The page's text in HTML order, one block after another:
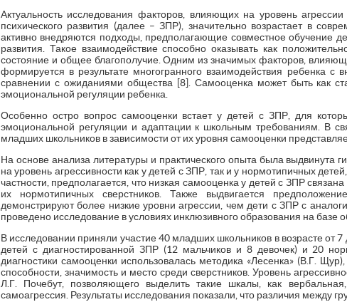
Актуальность исследования факторов, влияющих на уровень
психического развития (далее – ЗПР), значительно возрастает в
активно внедряются подходы, предполагающие совместное обучение
развития. Такое взаимодействие способно оказывать как
состояние и общее благополучие. Одним из значимых факторов,
формируется в результате многогранного взаимодействия ребенка
сравнении с ожиданиями общества [8]. Самооценка может быть как
эмоциональной регуляции ребенка.
Особенно остро вопрос самооценки встает у детей с ЗПР, для
эмоциональной регуляции и адаптации к школьным требованиям. В
младших школьников в зависимости от их уровня самооценки
На основе анализа литературы и практического опыта была выдвинута
на уровень агрессивности как у детей с ЗПР, так и у нормотипичных
частности, предполагается, что низкая самооценка у детей с ЗПР
их нормотипичных сверстников. Также выдвигается
демонстрируют более низкие уровни агрессии, чем дети с ЗПР с
проведено исследование в условиях инклюзивного образования на базе
В исследовании приняли участие 40 младших школьников в возрасте
детей с диагностированной ЗПР (12 мальчиков и 8 девочек) и 20
диагностики самооценки использовалась методика «Лесенка» (В.Г.
способности, значимость и место среди сверстников. Уровень
Л.Г. Почебут, позволяющего выделить такие шкалы, как
самоагрессия. Результаты исследования показали, что различия между